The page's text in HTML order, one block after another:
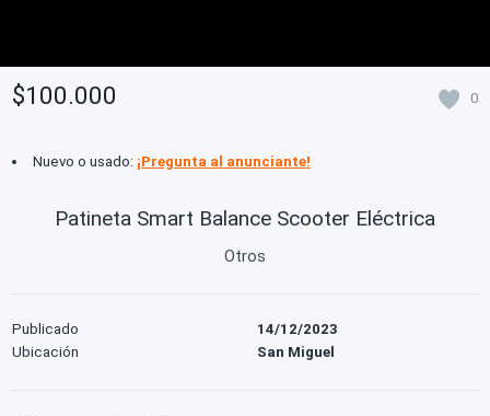
$100.000 0
Nuevo o usado: ¡Pregunta al anunciante!
Patineta Smart Balance Scooter Eléctrica
Otros
Publicado
14/12/2023
Ubicación
San Miguel